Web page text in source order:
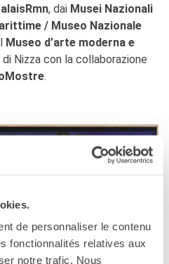
de personnaliser le contenu
fonctionnalités relatives aux
notre trafic. Nous
, dai Musei Nazionali
/ Museo Nazionale
Museo d’arte moderna e
Nizza con la collaborazione
.